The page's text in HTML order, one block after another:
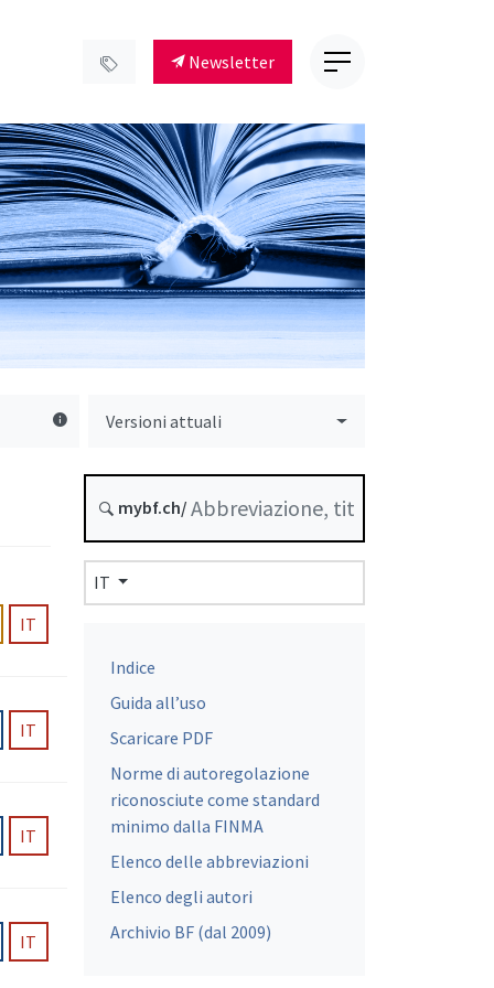
Newsletter
Versioni attuali
IT
IT
IT
IT
mybf.ch/
IT
Indice
Guida all’uso
Scaricare PDF
Norme di autoregolazione
riconosciute come standard
minimo dalla FINMA
Elenco delle abbreviazioni
Elenco degli autori
Archivio BF (dal 2009)